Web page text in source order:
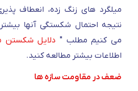
میلگرد های زنگ زده، انعطاف
نتیجه احتمال شکستگی آنها
می کنیم مطلب " دلایل شکستن
اطلاعات بیشتر مطالعه کنید.
ضعف در مقاومت سازه ها